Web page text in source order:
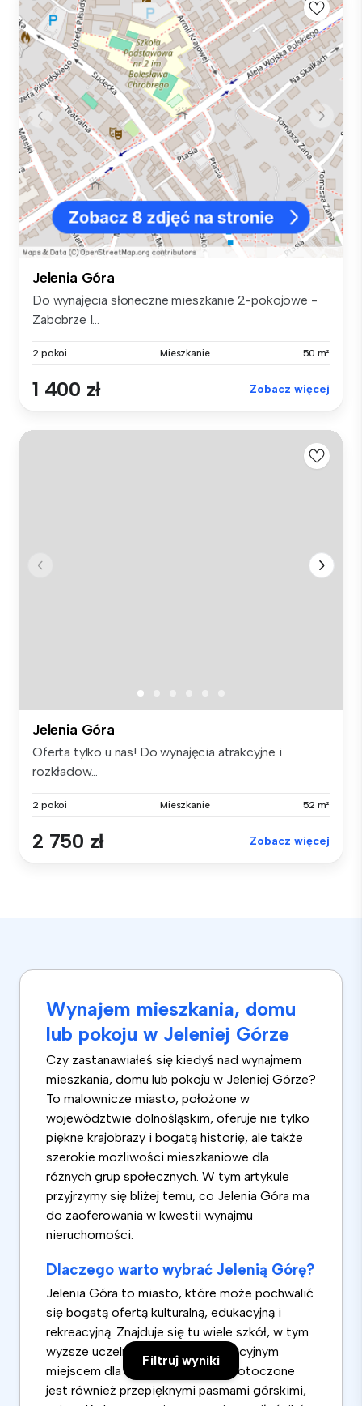
Filtruj wyniki
Jelenia Góra
Do wynajęcia słoneczne mieszkanie 2-pokojowe -
Zabobrze I...
2 pokoi Mieszkanie 50 m²
1 400 zł Zobacz więcej
Jelenia Góra
Oferta tylko u nas! Do wynajęcia atrakcyjne i
rozkładow...
2 pokoi Mieszkanie 52 m²
2 750 zł Zobacz więcej
Wynajem mieszkania, domu
lub pokoju w Jeleniej Górze
Czy zastanawiałeś się kiedyś nad wynajmem
mieszkania, domu lub pokoju w Jeleniej Górze?
To malownicze miasto, położone w
województwie dolnośląskim, oferuje nie tylko
piękne krajobrazy i bogatą historię, ale także
szerokie możliwości mieszkaniowe dla
różnych grup społecznych. W tym artykule
przyjrzymy się bliżej temu, co Jelenia Góra ma
do zaoferowania w kwestii wynajmu
nieruchomości.
Dlaczego warto wybrać Jelenią Górę?
Jelenia Góra to miasto, które może pochwalić
się bogatą ofertą kulturalną, edukacyjną i
rekreacyjną. Znajduje się tu wiele szkół, w tym
wyższe uczelnie, co czyni je atrakcyjnym
miejscem dla studentów. Miasto otoczone
jest również przepięknymi pasmami górskimi,